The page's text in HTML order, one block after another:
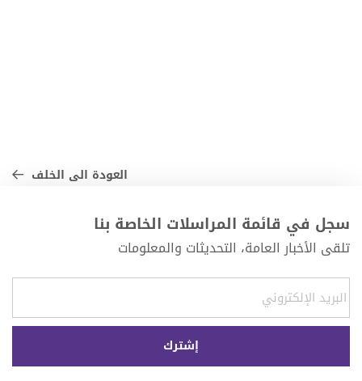
العودة الى الخلف
سجل في قائمة المراسلات الخاصة بنا
تلقى الأخبار العامة، التحديثات والمعلومات